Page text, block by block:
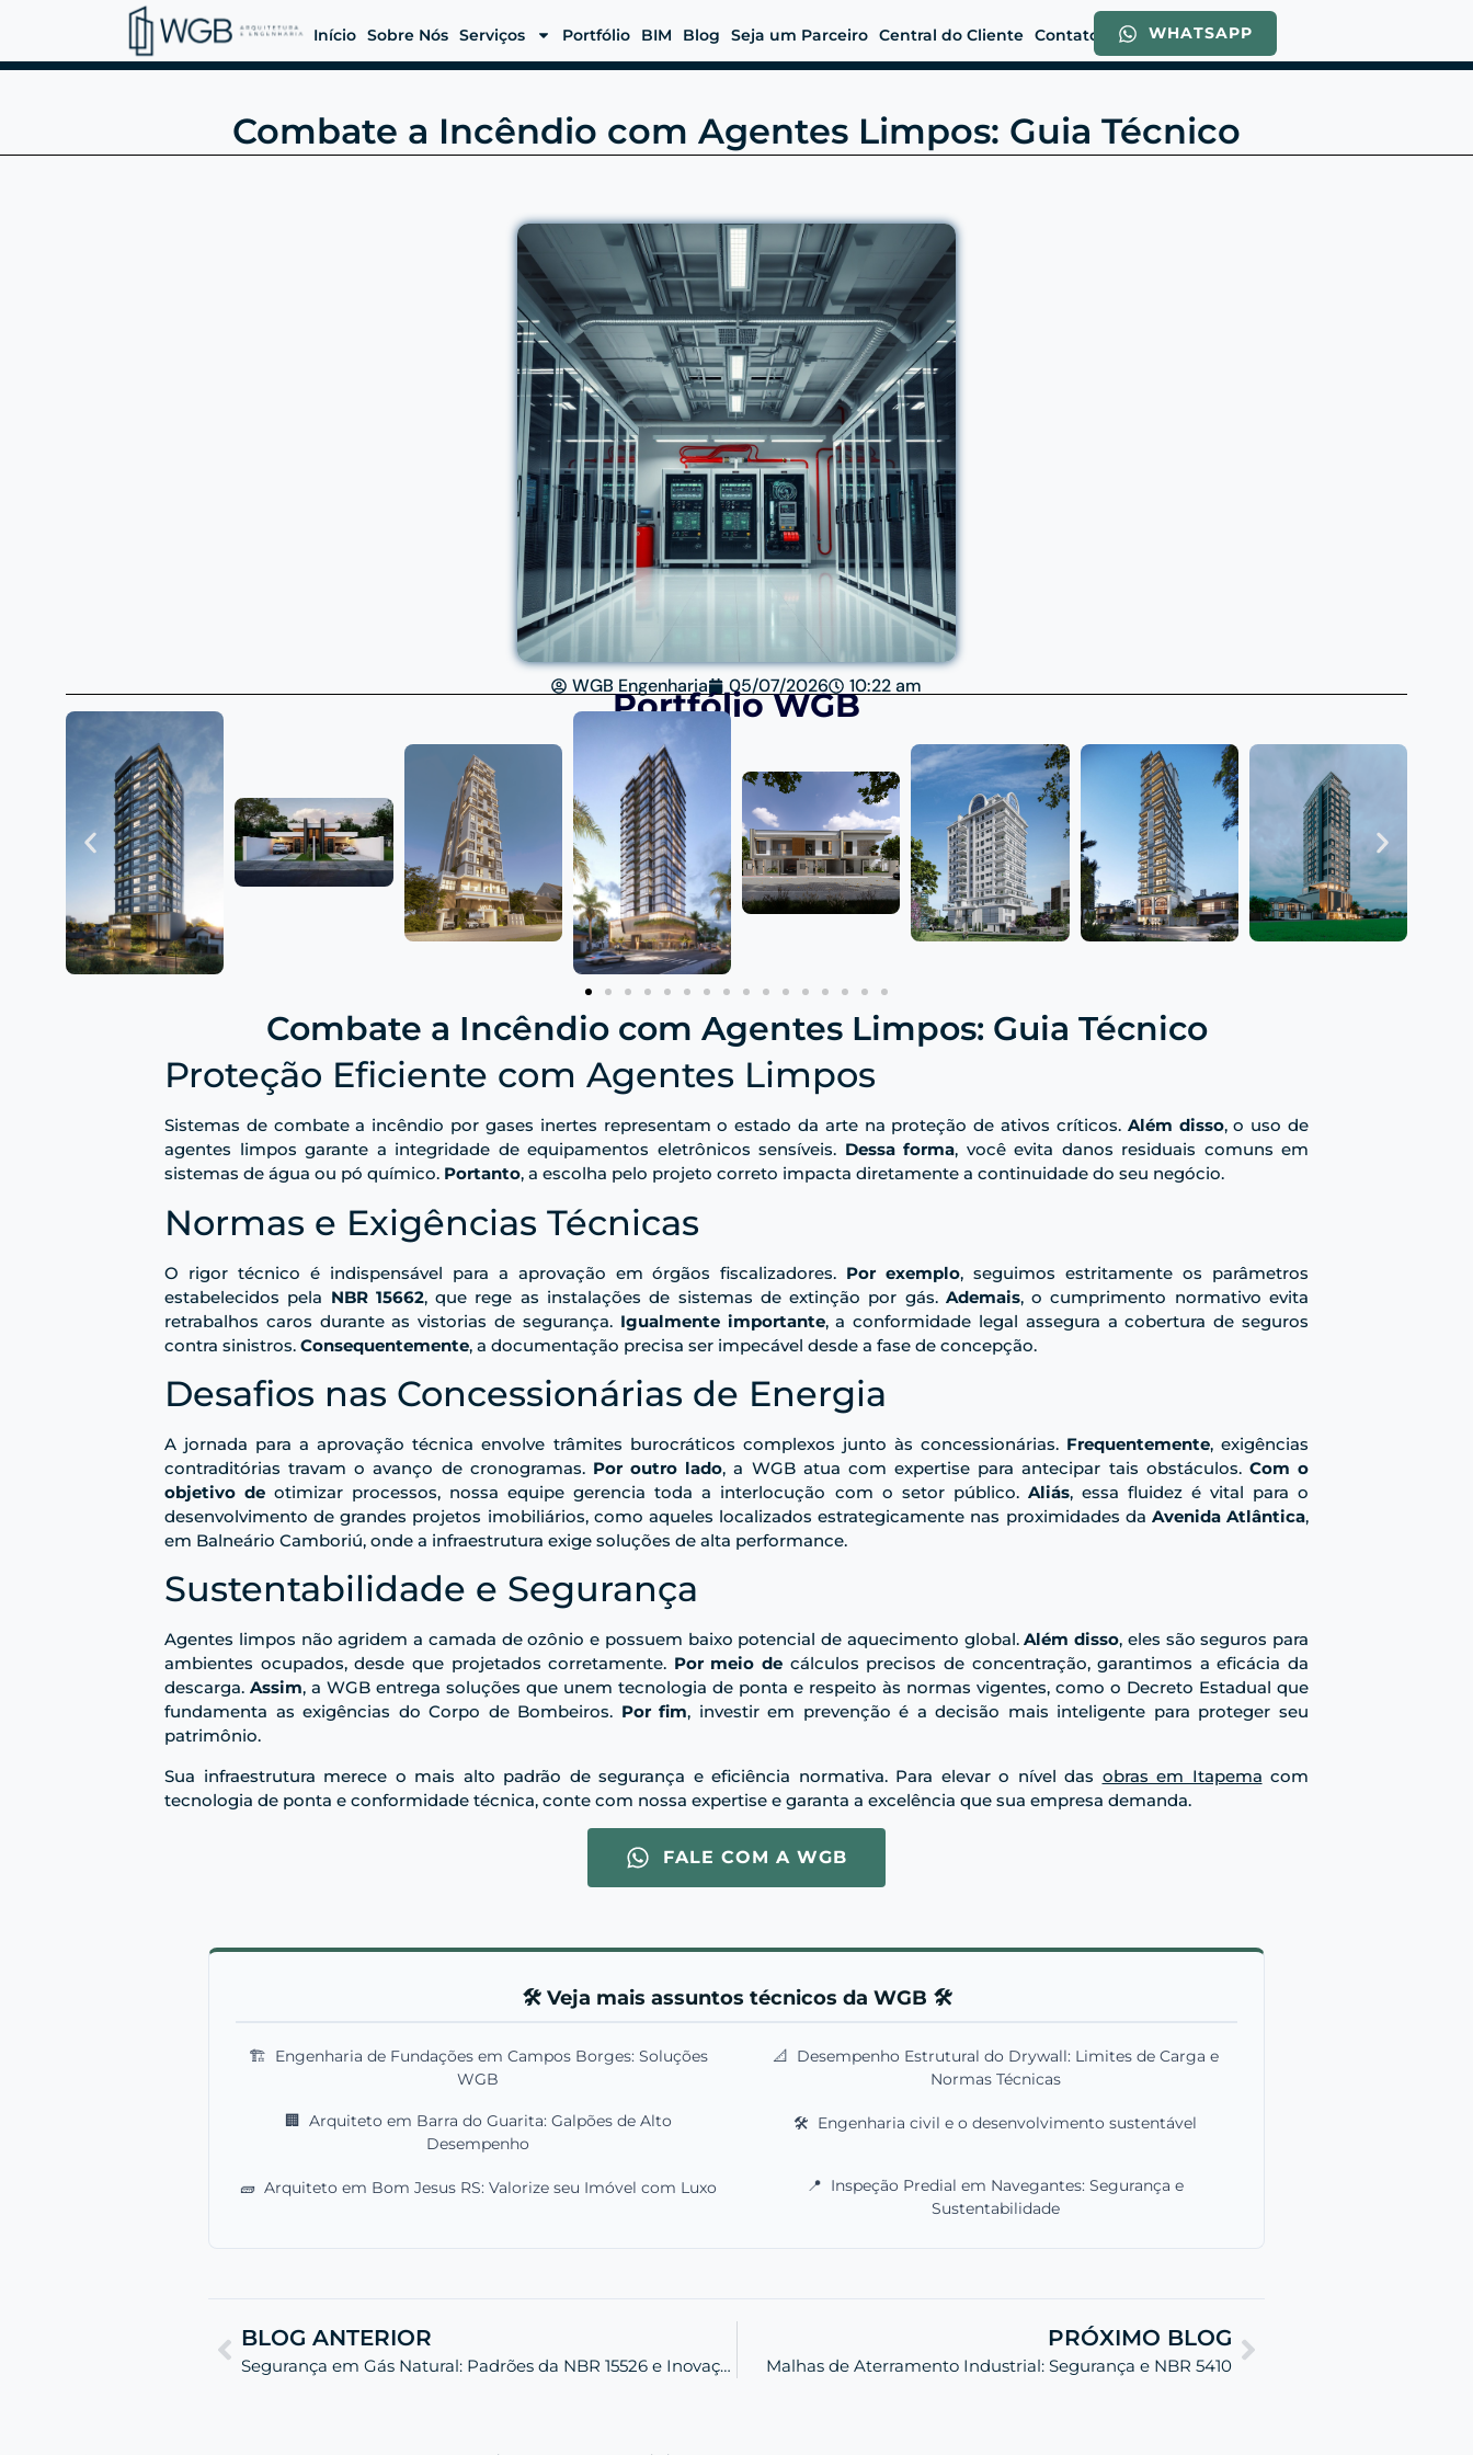
Início Sobre Nós Serviços Portfólio BIM Blog Seja um Parceiro Central do Cliente Contato WHATSAPP
Combate a Incêndio com Agentes Limpos: Guia Técnico
WGB Engenharia 05/07/2026 10:22 am
Portfólio WGB
Combate a Incêndio com Agentes Limpos: Guia Técnico
Proteção Eficiente com Agentes Limpos
Sistemas de combate a incêndio por gases inertes representam o estado da arte na proteção de ativos críticos. Além disso, o uso de
agentes limpos garante a integridade de equipamentos eletrônicos sensíveis. Dessa forma, você evita danos residuais comuns em
sistemas de água ou pó químico. Portanto, a escolha pelo projeto correto impacta diretamente a continuidade do seu negócio.
Normas e Exigências Técnicas
O rigor técnico é indispensável para a aprovação em órgãos fiscalizadores. Por exemplo, seguimos estritamente os parâmetros
estabelecidos pela NBR 15662, que rege as instalações de sistemas de extinção por gás. Ademais, o cumprimento normativo evita
retrabalhos caros durante as vistorias de segurança. Igualmente importante, a conformidade legal assegura a cobertura de seguros
contra sinistros. Consequentemente, a documentação precisa ser impecável desde a fase de concepção.
Desafios nas Concessionárias de Energia
A jornada para a aprovação técnica envolve trâmites burocráticos complexos junto às concessionárias. Frequentemente, exigências
contraditórias travam o avanço de cronogramas. Por outro lado, a WGB atua com expertise para antecipar tais obstáculos. Com o
objetivo de otimizar processos, nossa equipe gerencia toda a interlocução com o setor público. Aliás, essa fluidez é vital para o
desenvolvimento de grandes projetos imobiliários, como aqueles localizados estrategicamente nas proximidades da Avenida Atlântica,
em Balneário Camboriú, onde a infraestrutura exige soluções de alta performance.
Sustentabilidade e Segurança
Agentes limpos não agridem a camada de ozônio e possuem baixo potencial de aquecimento global.Além disso, eles são seguros para
ambientes ocupados, desde que projetados corretamente. Por meio de cálculos precisos de concentração, garantimos a eficácia da
descarga. Assim, a WGB entrega soluções que unem tecnologia de ponta e respeito às normas vigentes, como o Decreto Estadual que
fundamenta as exigências do Corpo de Bombeiros. Por fim, investir em prevenção é a decisão mais inteligente para proteger seu
patrimônio.
Sua infraestrutura merece o mais alto padrão de segurança e eficiência normativa. Para elevar o nível das obras em Itapema com
tecnologia de ponta e conformidade técnica, conte com nossa expertise e garanta a excelência que sua empresa demanda.
FALE COM A WGB
🛠️ Veja mais assuntos técnicos da WGB 🛠️
🏗️ Engenharia de Fundações em Campos Borges: Soluções
WGB
📐 Desempenho Estrutural do Drywall: Limites de Carga e
Normas Técnicas
🏢 Arquiteto em Barra do Guarita: Galpões de Alto
Desempenho
🛠️ Engenharia civil e o desenvolvimento sustentável
🧱 Arquiteto em Bom Jesus RS: Valorize seu Imóvel com Luxo 📍 Inspeção Predial em Navegantes: Segurança e
Sustentabilidade
BLOG ANTERIOR
Segurança em Gás Natural: Padrões da NBR 15526 e Inovação
PRÓXIMO BLOG
Malhas de Aterramento Industrial: Segurança e NBR 5410